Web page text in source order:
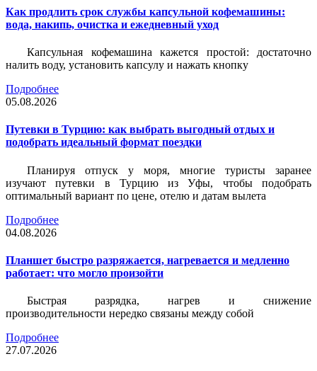
Как продлить срок службы капсульной кофемашины:
вода, накипь, очистка и ежедневный уход
Капсульная кофемашина кажется простой: достаточно
налить воду, установить капсулу и нажать кнопку
Подробнее
05.08.2026
Путевки в Турцию: как выбрать выгодный отдых и
подобрать идеальный формат поездки
Планируя отпуск у моря, многие туристы заранее
изучают путевки в Турцию из Уфы, чтобы подобрать
оптимальный вариант по цене, отелю и датам вылета
Подробнее
04.08.2026
Планшет быстро разряжается, нагревается и медленно
работает: что могло произойти
Быстрая разрядка, нагрев и снижение
производительности нередко связаны между собой
Подробнее
27.07.2026